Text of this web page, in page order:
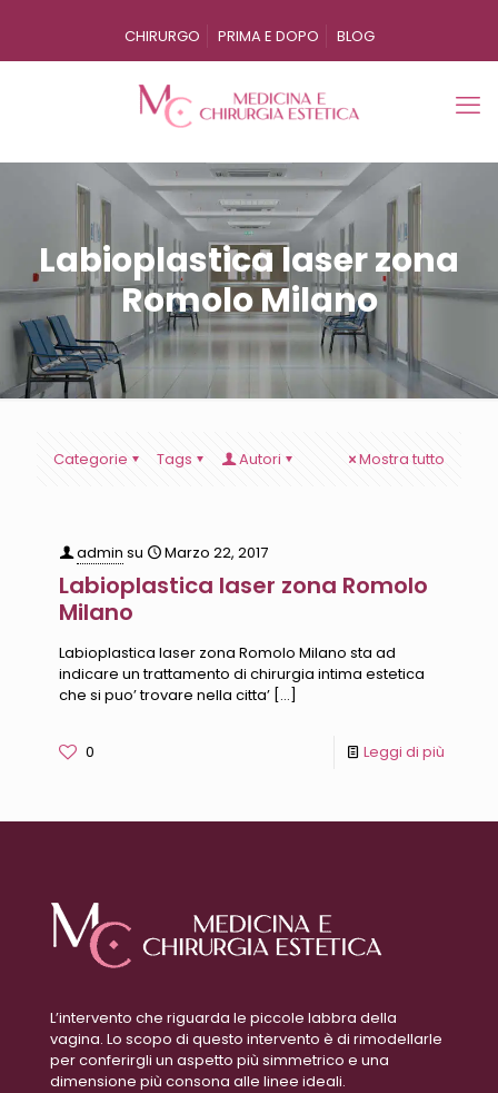
CHIRURGO PRIMA E DOPO BLOG
Labioplastica laser zona
Romolo Milano
Categorie Tags Autori Mostra tutto
admin su Marzo 22, 2017
Labioplastica laser zona Romolo
Milano
Labioplastica laser zona Romolo Milano sta ad
indicare un trattamento di chirurgia intima estetica
che si puo’ trovare nella citta’ […]
0 Leggi di più
L’intervento che riguarda le piccole labbra della
vagina. Lo scopo di questo intervento è di rimodellarle
per conferirgli un aspetto più simmetrico e una
dimensione più consona alle linee ideali.